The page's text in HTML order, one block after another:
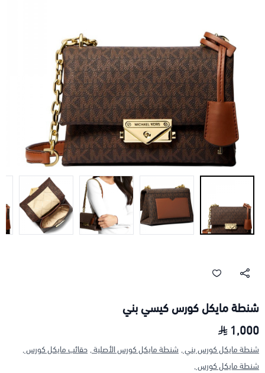
شنطة مايكل كورس كيسي بني
1,000
شنطة مايكل كورس بني , شنطة مايكل كورس الأصلية , حقائب مايكل كورس ,
شنطة مايكل كورس ,